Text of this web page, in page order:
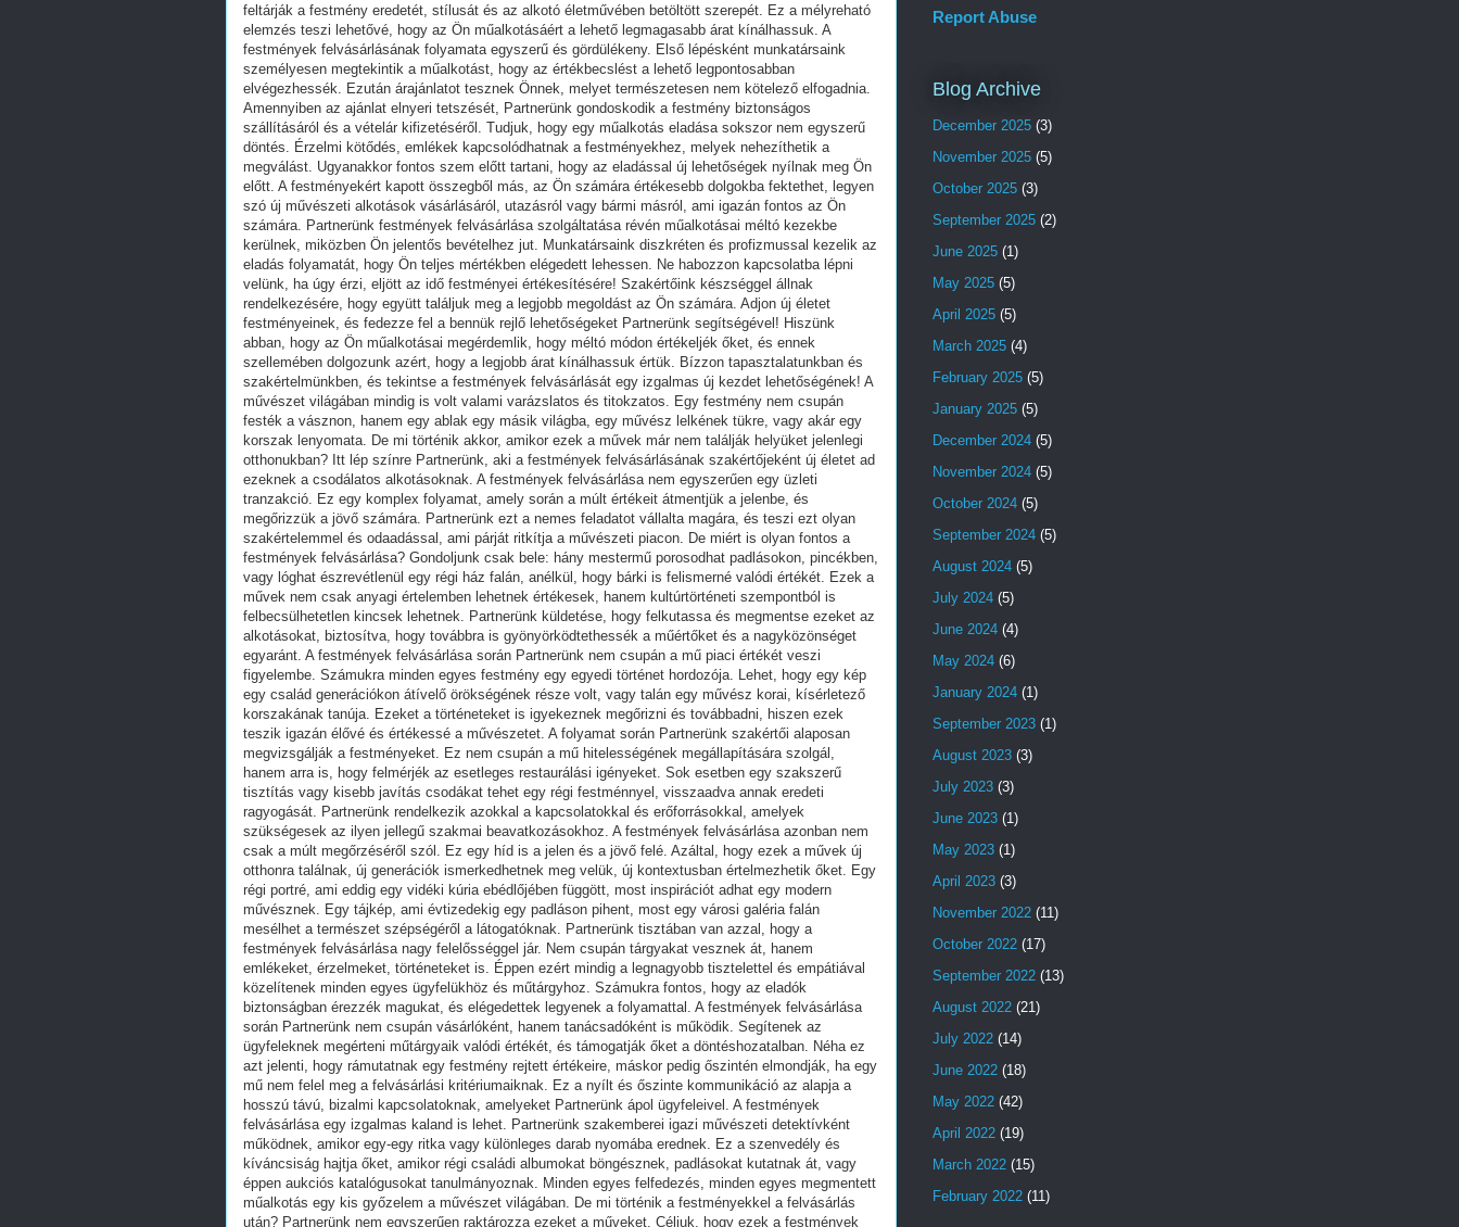
Report Abuse
Blog Archive
December 2025 (3)
November 2025 (5)
October 2025 (3)
September 2025 (2)
June 2025 (1)
May 2025 (5)
April 2025 (5)
March 2025 (4)
February 2025 (5)
January 2025 (5)
December 2024 (5)
November 2024 (5)
October 2024 (5)
September 2024 (5)
August 2024 (5)
July 2024 (5)
June 2024 (4)
May 2024 (6)
January 2024 (1)
September 2023 (1)
August 2023 (3)
July 2023 (3)
June 2023 (1)
May 2023 (1)
April 2023 (3)
November 2022 (11)
October 2022 (17)
September 2022 (13)
August 2022 (21)
July 2022 (14)
June 2022 (18)
May 2022 (42)
April 2022 (19)
March 2022 (15)
February 2022 (11)